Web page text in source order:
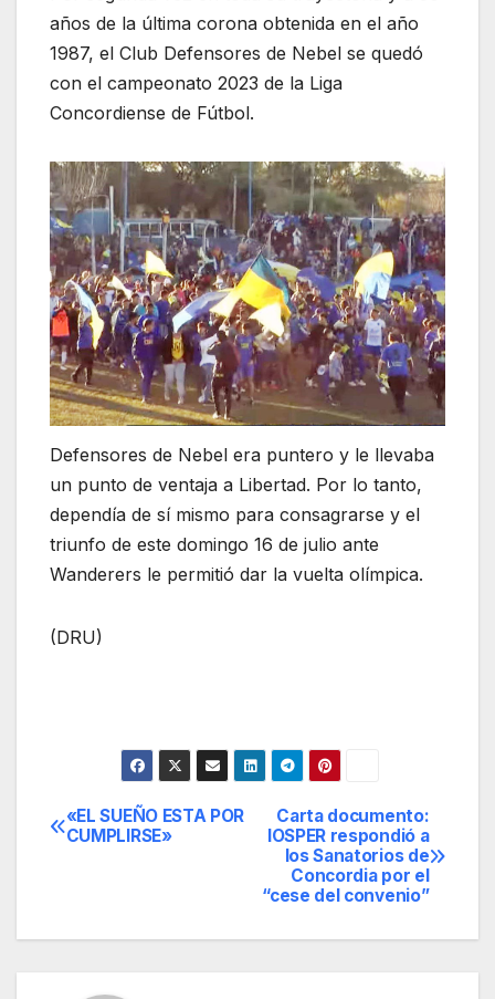
años de la última corona obtenida en el año
1987, el Club Defensores de Nebel se quedó
con el campeonato 2023 de la Liga
Concordiense de Fútbol.
Defensores de Nebel era puntero y le llevaba
un punto de ventaja a Libertad. Por lo tanto,
dependía de sí mismo para consagrarse y el
triunfo de este domingo 16 de julio ante
Wanderers le permitió dar la vuelta olímpica.
(DRU)
Navegación
Carta documento:
IOSPER respondió a
los Sanatorios de
Concordia por el
“cese del convenio”
«EL SUEÑO ESTA POR
CUMPLIRSE»